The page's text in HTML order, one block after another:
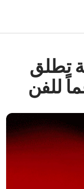
تطلق
للفن